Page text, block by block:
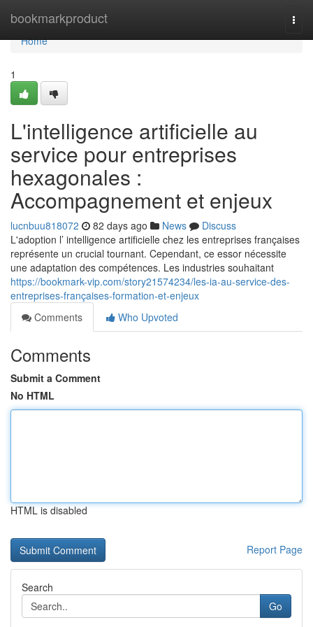
bookmarkproduct
Home
Home
1
L'intelligence artificielle au
service pour entreprises
hexagonales :
Accompagnement et enjeux
lucnbuu818072 82 days ago News
Discuss
L'adoption l’ intelligence artificielle chez les entreprises françaises
représente un crucial tournant. Cependant, ce essor nécessite
une adaptation des compétences. Les industries souhaitant
https://bookmark-vip.com/story21574234/les-ia-au-service-des-
entreprises-françaises-formation-et-enjeux
Comments
Who Upvoted
Comments
Submit a Comment
No HTML
HTML is disabled
Report Page
Search
Go